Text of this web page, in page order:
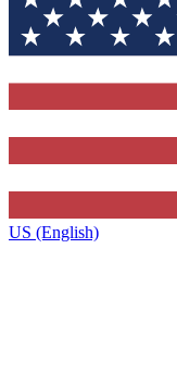
US (English)